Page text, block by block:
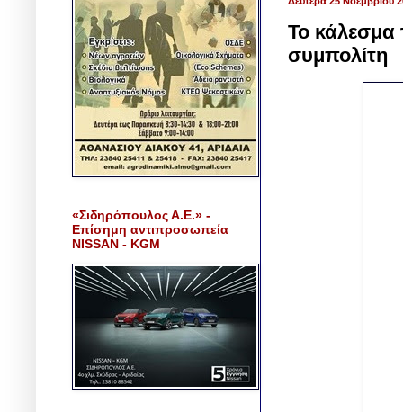
Το κάλεσμα
συμπολίτη
«Σιδηρόπουλος Α.Ε.» -
Επίσημη αντιπροσωπεία
NISSAN - KGM